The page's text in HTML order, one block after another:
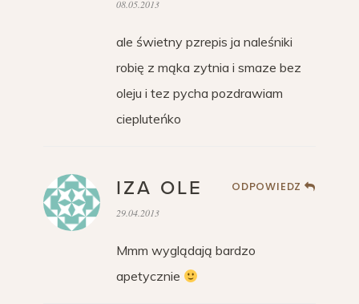
08.05.2013
ale świetny pzrepis ja naleśniki
robię z mąka zytnia i smaze bez
oleju i tez pycha pozdrawiam
ciepluteńko
IZA OLE ODPOWIEDZ
29.04.2013
Mmm wyglądają bardzo
apetycznie